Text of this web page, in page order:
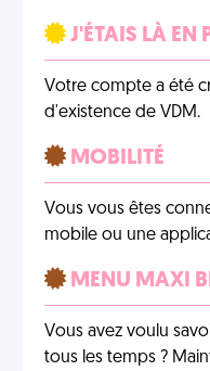
J'ÉTAIS LÀ EN
Votre compte a été
d'existence de VDM.
MOBILITÉ
Vous vous êtes
mobile ou une
MENU MAXI
Vous avez voulu
tous les temps ?